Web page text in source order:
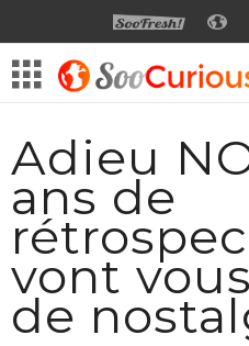
Adieu
ans de
vont
de